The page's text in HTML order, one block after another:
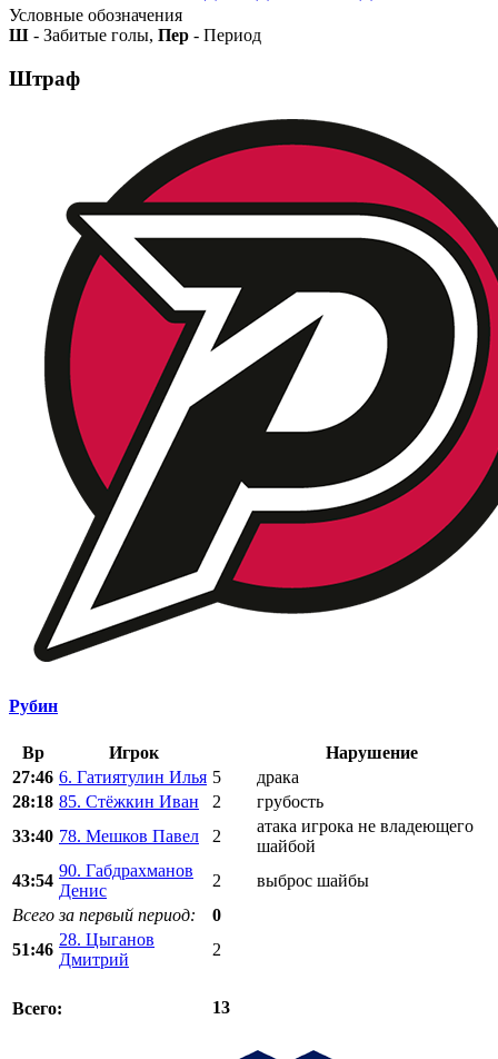
Условные обозначения
Ш - Забитые голы, Пер - Период
Штраф
Рубин
Вр Игрок
Нарушение
27:46 6. Гатиятулин Илья 5
драка
28:18 85. Стёжкин Иван 2
грубость
33:40 78. Мешков Павел 2
атака игрока не владеющего
шайбой
43:54
90. Габдрахманов
Денис
2
выброс шайбы
Всего за первый период:
0
51:46
28. Цыганов
Дмитрий
2
Всего: 13